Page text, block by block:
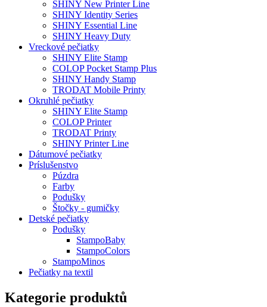
Registrácia
Všetky kategórie
Antibakteriálne pečiatky
Textové pečiatky
Vreckové pečiatky
Okruhlé pečiatky
Dátumové pečiatky
Drevené pečiatky
Príslušenstvo k pečiatkam
Detské pečiatky
Pečiatky na textil
MenovkyNovinka
GravírovanieNovinka
Tlač a reklama
0.00€
Košík je prázdny:
0.00€
Nakupovať
Domov